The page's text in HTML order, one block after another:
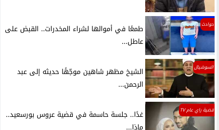
حوادث
طمعًا في أموالها لشراء المخدرات.. القبض على
عاطل...
السوشيال
الشيخ مظهر شاهين موجّهًا حديثه إلى عبد
الرحمن...
قضية راي عام TV
غدًا.. جلسة حاسمة في قضية عروس بورسعيد..
ماذا...